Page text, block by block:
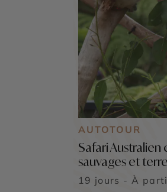
AUTOTOUR
Safari
sauvages et
19 jours - À